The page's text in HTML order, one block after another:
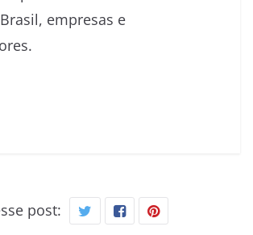
empresas e
post: